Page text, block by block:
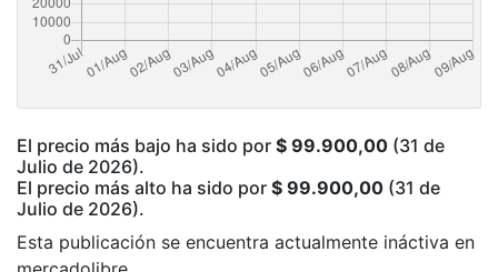
El precio más bajo ha sido por $ 99.900,00 (31 de
Julio de 2026).
El precio más alto ha sido por $ 99.900,00 (31 de
Julio de 2026).
Esta publicación se encuentra actualmente ináctiva en